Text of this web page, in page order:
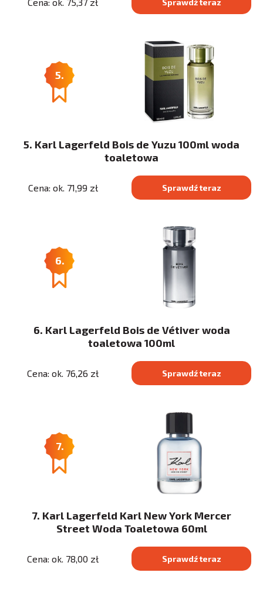
Sprawdź teraz
5.
5. Karl Lagerfeld Bois de Yuzu 100ml woda
toaletowa
Cena: ok. 71,99 zł Sprawdź teraz
6.
6. Karl Lagerfeld Bois de Vétiver woda
toaletowa 100ml
Cena: ok. 76,26 zł Sprawdź teraz
7.
7. Karl Lagerfeld Karl New York Mercer
Street Woda Toaletowa 60ml
Cena: ok. 78,00 zł Sprawdź teraz